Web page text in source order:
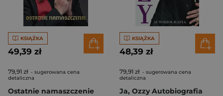
KSIĄŻKA
49,39 zł
79,91 zł - sugerowana cena
detaliczna
Ostatnie namaszczenie
KSIĄŻKA
48,39 zł
79,91 zł - sugerowana cena
detaliczna
Ja, Ozzy Autobiografia